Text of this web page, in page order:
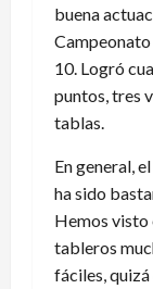
buena
Campeonato
10. Logró
puntos, tres
tablas.
En general,
ha sido
Hemos visto
tableros
fáciles,